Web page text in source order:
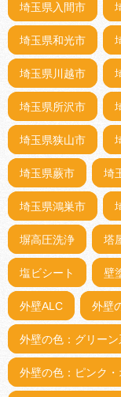
埼玉県入間市
埼玉県和光市
埼玉県川越市
埼玉県所沢市
埼玉県狭山市
埼玉県蕨市 埼
埼玉県鴻巣市
塀高圧洗浄 塔
塩ビシート 壁
外壁ALC 外壁
外壁の色：グリーン
外壁の色：ピンク